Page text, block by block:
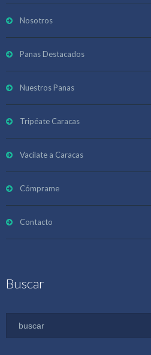
Nosotros
Panas Destacados
Nuestros Panas
Tripéate Caracas
Vacílate a Caracas
Cómprame
Contacto
Buscar